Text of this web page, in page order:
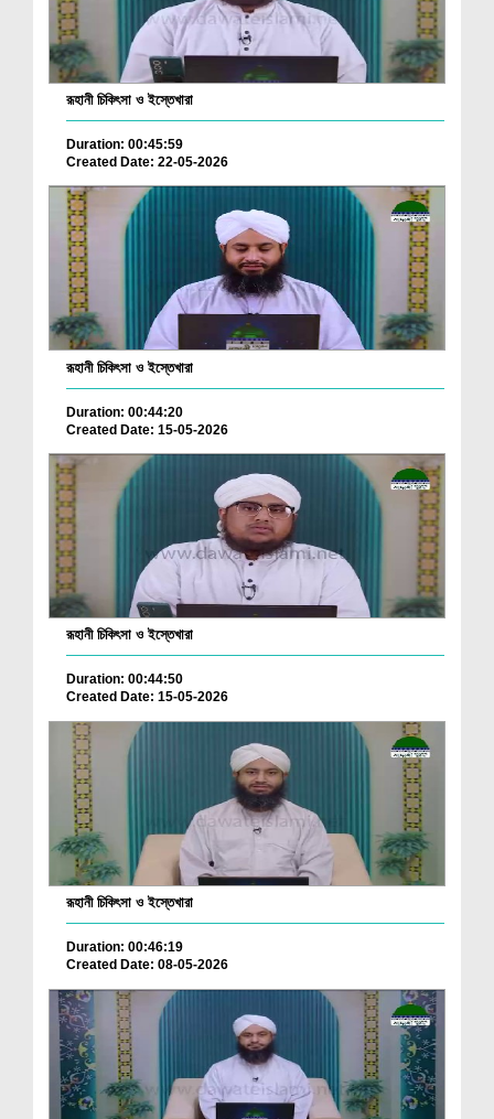
রূহানী চিকিৎসা ও ইস্তেখারা
Duration: 00:45:59
Created Date: 22-05-2026
রূহানী চিকিৎসা ও ইস্তেখারা
Duration: 00:44:20
Created Date: 15-05-2026
রূহানী চিকিৎসা ও ইস্তেখারা
Duration: 00:44:50
Created Date: 15-05-2026
রূহানী চিকিৎসা ও ইস্তেখারা
Duration: 00:46:19
Created Date: 08-05-2026